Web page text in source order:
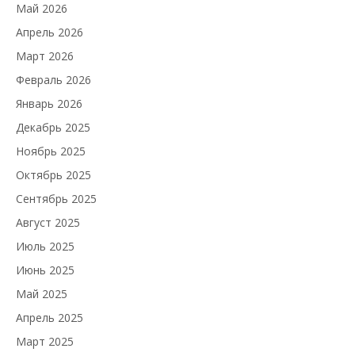
Май 2026
Апрель 2026
Март 2026
Февраль 2026
Январь 2026
Декабрь 2025
Ноябрь 2025
Октябрь 2025
Сентябрь 2025
Август 2025
Июль 2025
Июнь 2025
Май 2025
Апрель 2025
Март 2025